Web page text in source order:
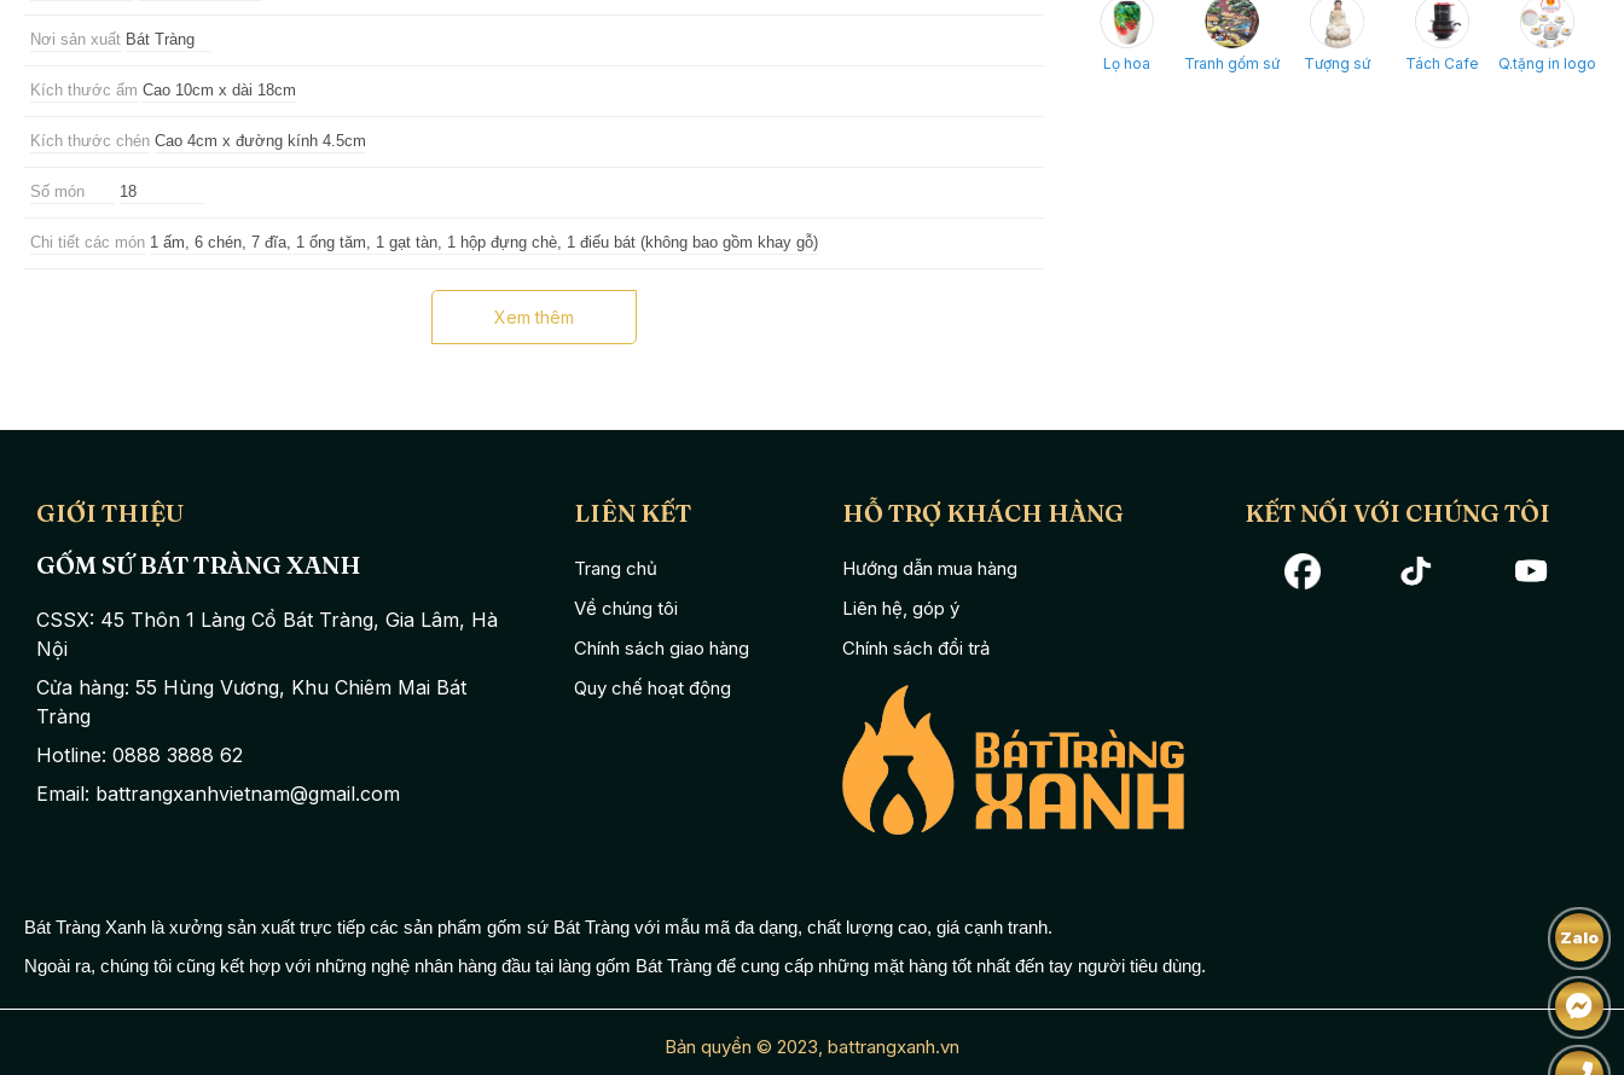
Zalo
Nơi sản xuất Bát Tràng
Kích thước ấm Cao 10cm x dài 18cm
Kích thước chén Cao 4cm x đường kính 4.5cm
Số món 18
Chi tiết các món 1 ấm, 6 chén, 7 đĩa, 1 ống tăm, 1 gạt tàn, 1 hộp đựng chè, 1 điếu bát (không bao gồm khay gỗ)
Tránh va đập mạnh, vệ sinh qua trước khi sử dụng
mộc mạc, trang nhã của dòng men rạn giả cổ nối tiếng của lànggốm Bát Tràng,cùng gốm Bát Tràng Xanh tìm hiểu về sản phẩm
Xem thêm
Lọ hoa Tranh gốm sứ Tượng sứ Tách Cafe Q.tặng in logo
GIỚI THIỆU
GỐM SỨ BÁT TRÀNG XANH
CSSX: 45 Thôn 1 Làng Cổ Bát Tràng, Gia Lâm, Hà
Nội
Cửa hàng: 55 Hùng Vương, Khu Chiêm Mai Bát
Tràng
Hotline: 0888 3888 62
Email: battrangxanhvietnam@gmail.com
LIÊN KẾT
Trang chủ
Về chúng tôi
Chính sách giao hàng
Quy chế hoạt động
HỖ TRỢ KHÁCH HÀNG
Hướng dẫn mua hàng
Liên hệ, góp ý
Chính sách đổi trả
KẾT NỐI VỚI CHÚNG TÔI
Bát Tràng Xanh là xưởng sản xuất trực tiếp các sản phẩm gốm sứ Bát Tràng với mẫu mã đa dạng, chất lượng cao, giá cạnh tranh.
Ngoài ra, chúng tôi cũng kết hợp với những nghệ nhân hàng đầu tại làng gốm Bát Tràng để cung cấp những mặt hàng tốt nhất đến tay người tiêu dùng.
Bản quyền © 2023, battrangxanh.vn